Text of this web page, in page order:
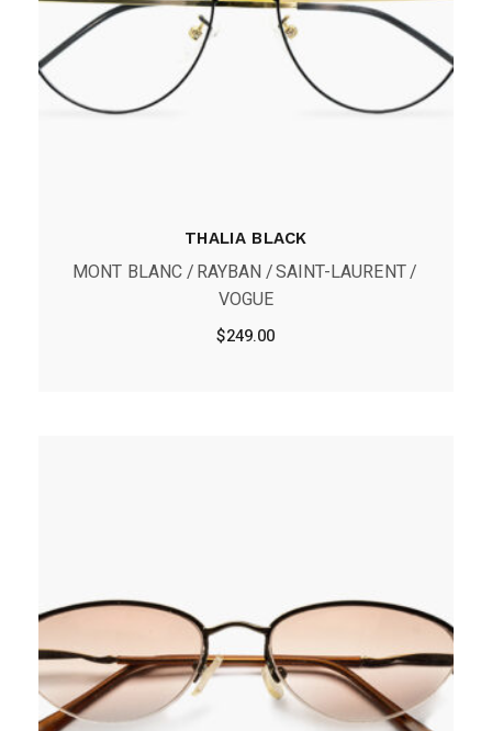
THALIA BLACK
MONT BLANC RAYBAN SAINT-LAURENT
VOGUE
$249.00